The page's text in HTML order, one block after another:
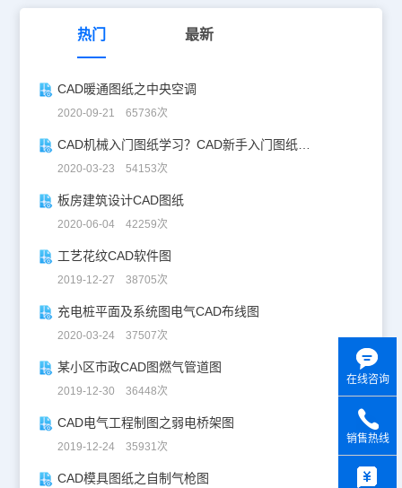
热门 最新
CAD暖通图纸之中央空调
2020-09-21 65736次
CAD机械入门图纸学习？CAD新手入门图纸练习
2020-03-23 54153次
板房建筑设计CAD图纸
2020-06-04 42259次
工艺花纹CAD软件图
2019-12-27 38705次
充电桩平面及系统图电气CAD布线图
2020-03-24 37507次
某小区市政CAD图燃气管道图
2019-12-30 36448次
CAD电气工程制图之弱电桥架图
2019-12-24 35931次
CAD模具图纸之自制气枪图
在线咨询
销售热线